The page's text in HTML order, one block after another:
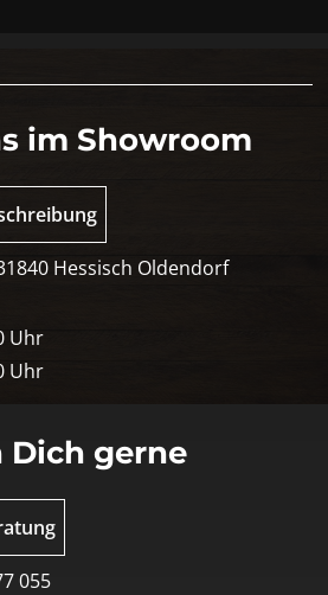
im Showroom
Hessisch Oldendorf
Uhr
Uhr
Dich gerne
055